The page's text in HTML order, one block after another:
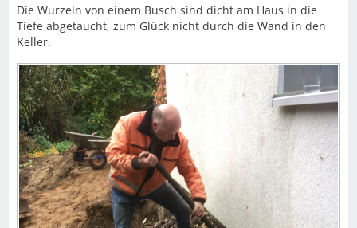
Die Wurzeln von einem Busch sind dicht am Haus in die
Tiefe abgetaucht, zum Glück nicht durch die Wand in den
Keller.